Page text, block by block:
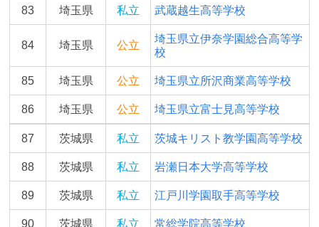
83 埼玉県 私立 武蔵越生高等学校
84 埼玉県 公立
埼玉県立伊奈学園総合高等学
校
85 埼玉県 公立 埼玉県立所沢商業高等学校
86 埼玉県 公立 埼玉県立富士見高等学校
87 茨城県 私立 茨城キリスト教学園高等学校
88 茨城県 私立 岩瀬日本大学高等学校
89 茨城県 私立 江戸川学園取手高等学校
90 茨城県 私立 常総学院高等学校